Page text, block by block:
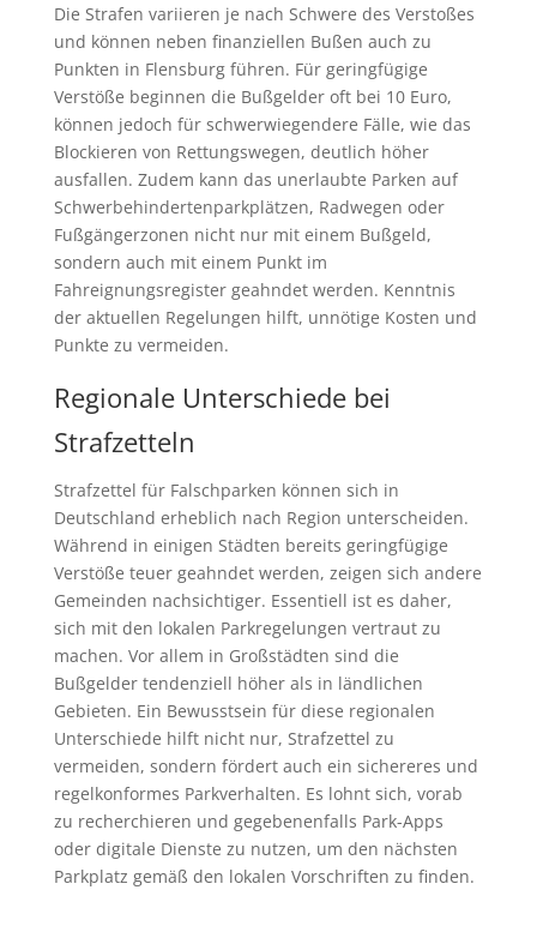
Die Strafen variieren je nach Schwere des Verstoßes
und können neben finanziellen Bußen auch zu
Punkten in Flensburg führen. Für geringfügige
Verstöße beginnen die Bußgelder oft bei 10 Euro,
können jedoch für schwerwiegendere Fälle, wie das
Blockieren von Rettungswegen, deutlich höher
ausfallen. Zudem kann das unerlaubte Parken auf
Schwerbehindertenparkplätzen, Radwegen oder
Fußgängerzonen nicht nur mit einem Bußgeld,
sondern auch mit einem Punkt im
Fahreignungsregister geahndet werden. Kenntnis
der aktuellen Regelungen hilft, unnötige Kosten und
Punkte zu vermeiden.
Regionale Unterschiede bei
Strafzetteln
Strafzettel für Falschparken können sich in
Deutschland erheblich nach Region unterscheiden.
Während in einigen Städten bereits geringfügige
Verstöße teuer geahndet werden, zeigen sich andere
Gemeinden nachsichtiger. Essentiell ist es daher,
sich mit den lokalen Parkregelungen vertraut zu
machen. Vor allem in Großstädten sind die
Bußgelder tendenziell höher als in ländlichen
Gebieten. Ein Bewusstsein für diese regionalen
Unterschiede hilft nicht nur, Strafzettel zu
vermeiden, sondern fördert auch ein sichereres und
regelkonformes Parkverhalten. Es lohnt sich, vorab
zu recherchieren und gegebenenfalls Park-Apps
oder digitale Dienste zu nutzen, um den nächsten
Parkplatz gemäß den lokalen Vorschriften zu finden.